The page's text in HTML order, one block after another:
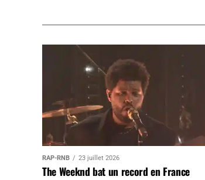
RAP-RNB 23 juillet 2026
The Weeknd bat un record en France